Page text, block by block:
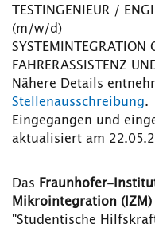
TESTINGENIEUR /
(m/w/d)
SYSTEMINTEGRATION
FAHRERASSISTENZ
Nähere Details
Stellenausschreibung.
Eingegangen und
aktualisiert am
Das Fraunhofer-
Mikrointegration (IZM)
"Studentische